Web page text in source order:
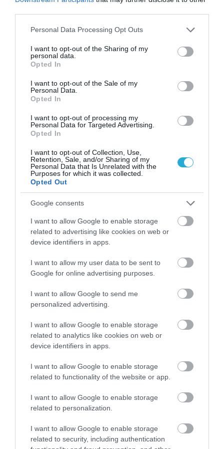
Please note that this website/app uses one or more Google
not limited to your visit or usage behaviour. You may click to
grant or deny consent to Google and its third-party tags to
use your data for below specified purposes in below Google
consent section.
Personal Data Processing Opt Outs
I want to opt-out of the Sharing of my
personal data.
Opted In
I want to opt-out of the Sale of my
Personal Data.
Opted In
I want to opt-out of processing my
Personal Data for Targeted Advertising.
Opted In
I want to opt-out of Collection, Use,
Retention, Sale, and/or Sharing of my
Personal Data that Is Unrelated with the
Purposes for which it was collected.
Opted Out
Google consents
I want to allow Google to enable storage
related to advertising like cookies on web or
device identifiers in apps.
I want to allow my user data to be sent to
Google for online advertising purposes.
I want to allow Google to send me
personalized advertising.
I want to allow Google to enable storage
related to analytics like cookies on web or
device identifiers in apps.
I want to allow Google to enable storage
related to functionality of the website or app.
I want to allow Google to enable storage
related to personalization.
I want to allow Google to enable storage
related to security, including authentication
07.08.2026
Αυγούστου – Πώς θα ενεργοποιείται
07.08.2026
Δεκαπενταύγουστο
06.08.2026